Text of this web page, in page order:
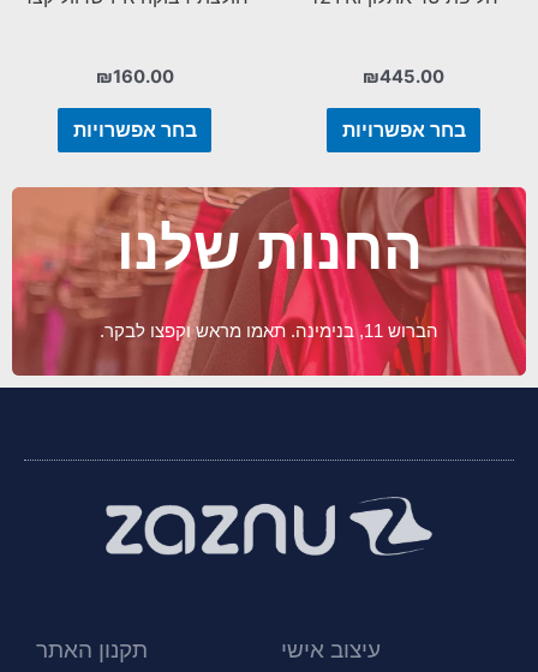
₪445.00
בחר אפשרויות
₪160.00
בחר אפשרויות
החנות שלנו
הברוש 11, בנימינה. תאמו מראש וקפצו לבקר.
עיצוב אישי
תקנון האתר